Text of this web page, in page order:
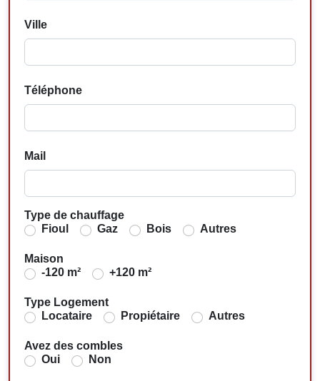
Ville
Téléphone
Mail
Type de chauffage
Fioul
Gaz Bois Autres
Maison
-120 m²
+120 m²
Type Logement
Locataire
Propiétaire Autres
Avez des combles
Oui
Non